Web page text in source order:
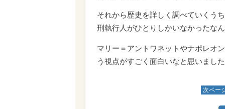
それから歴史を詳しく調べていくう
刑執行人がひとりしかいなかったな
マリー＝アントワネットやナポレオ
う視点がすごく面白いなと思いまし
次ペー